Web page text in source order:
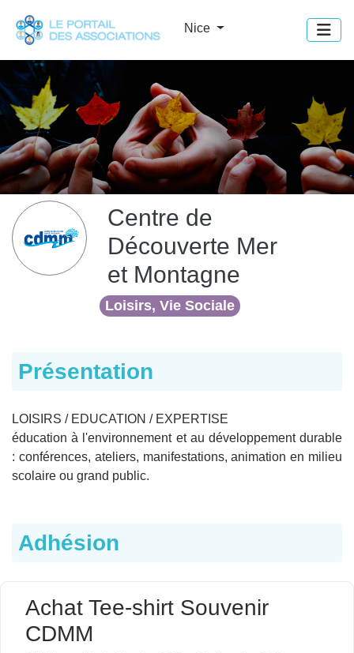
Nice
Centre de
Découverte Mer
et Montagne
Loisirs, Vie Sociale
Présentation
LOISIRS / EDUCATION / EXPERTISE
éducation à l'environnement et au développement durable
: conférences, ateliers, manifestations, animation en milieu
scolaire ou grand public.
Adhésion
Achat Tee-shirt Souvenir
CDMM